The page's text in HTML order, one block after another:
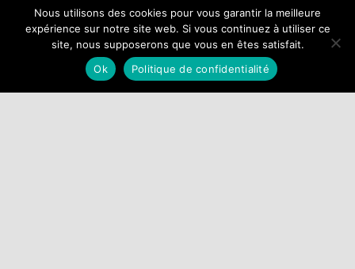
Un voyage de mille lieues à toujours
commencé par un premier pas
(Lao-Tseu)
Nous utilisons des cookies pour vous garantir la meilleure
expérience sur notre site web. Si vous continuez à utiliser ce
site, nous supposerons que vous en êtes satisfait.
Ok
Politique de confidentialité